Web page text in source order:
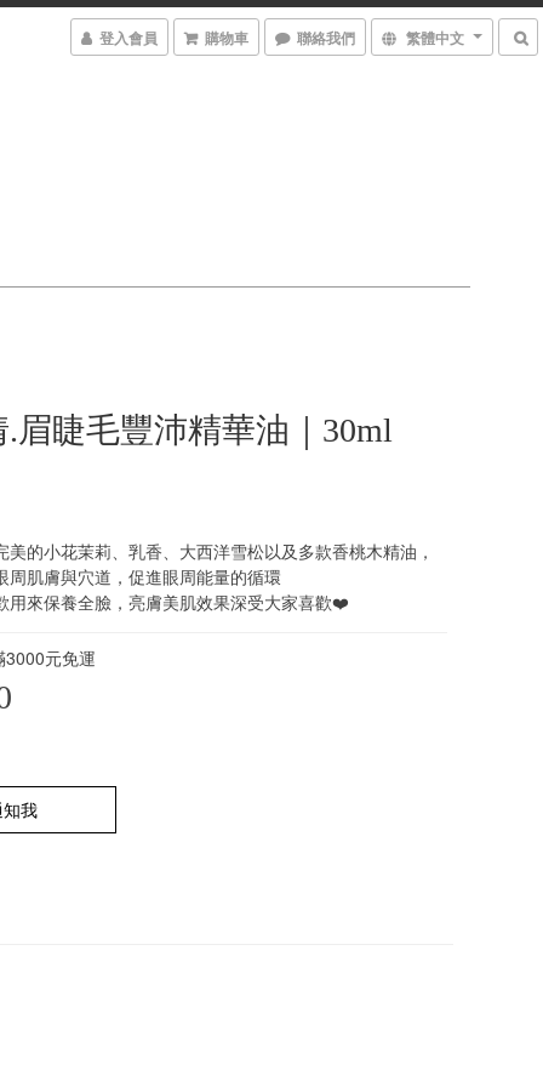
登入會員 購物車 聯絡我們 繁體中文
眉睫毛豐沛精華油｜30ml
美的小花茉莉、乳香、大西洋雪松以及多款香桃木精油，
周肌膚與穴道，促進眼周能量的循環
用來保養全臉，亮膚美肌效果深受大家喜歡❤️
3000元免運
我